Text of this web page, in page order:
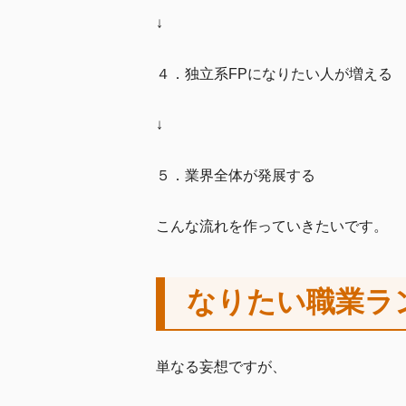
↓
４．独立系FPになりたい人が増える
↓
５．業界全体が発展する
こんな流れを作っていきたいです。
なりたい職業ラ
単なる妄想ですが、